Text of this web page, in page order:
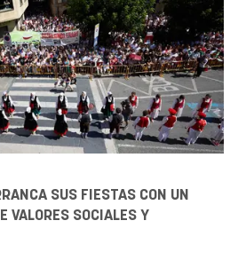
SUS FIESTAS CON UN
VALORES SOCIALES Y